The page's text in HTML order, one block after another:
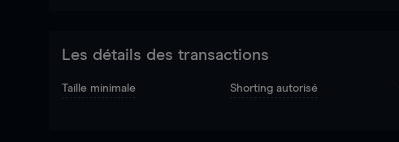
Les détails des transactions
Taille minimale Shorting autorisé